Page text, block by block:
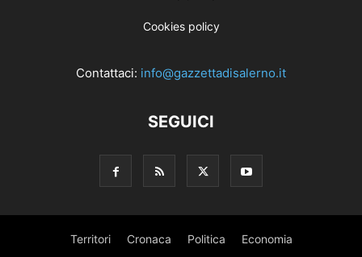
Cookies policy
Contattaci: info@gazzettadisalerno.it
SEGUICI
Territori Cronaca Politica Economia